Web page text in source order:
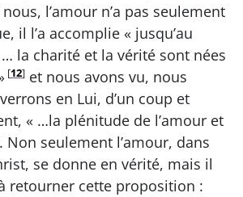
l’amour n’a pas seulement
il l’a accomplie « jusqu’au
… la charité et la vérité sont nées
[12] et nous avons vu, nous
en Lui, d’un coup et
« …la plénitude de l’amour et
. Non seulement l’amour, dans
se donne en vérité, mais il
retourner cette proposition :